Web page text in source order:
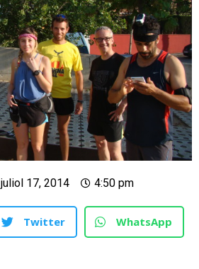
juliol 17, 2014 4:50 pm
Twitter WhatsApp